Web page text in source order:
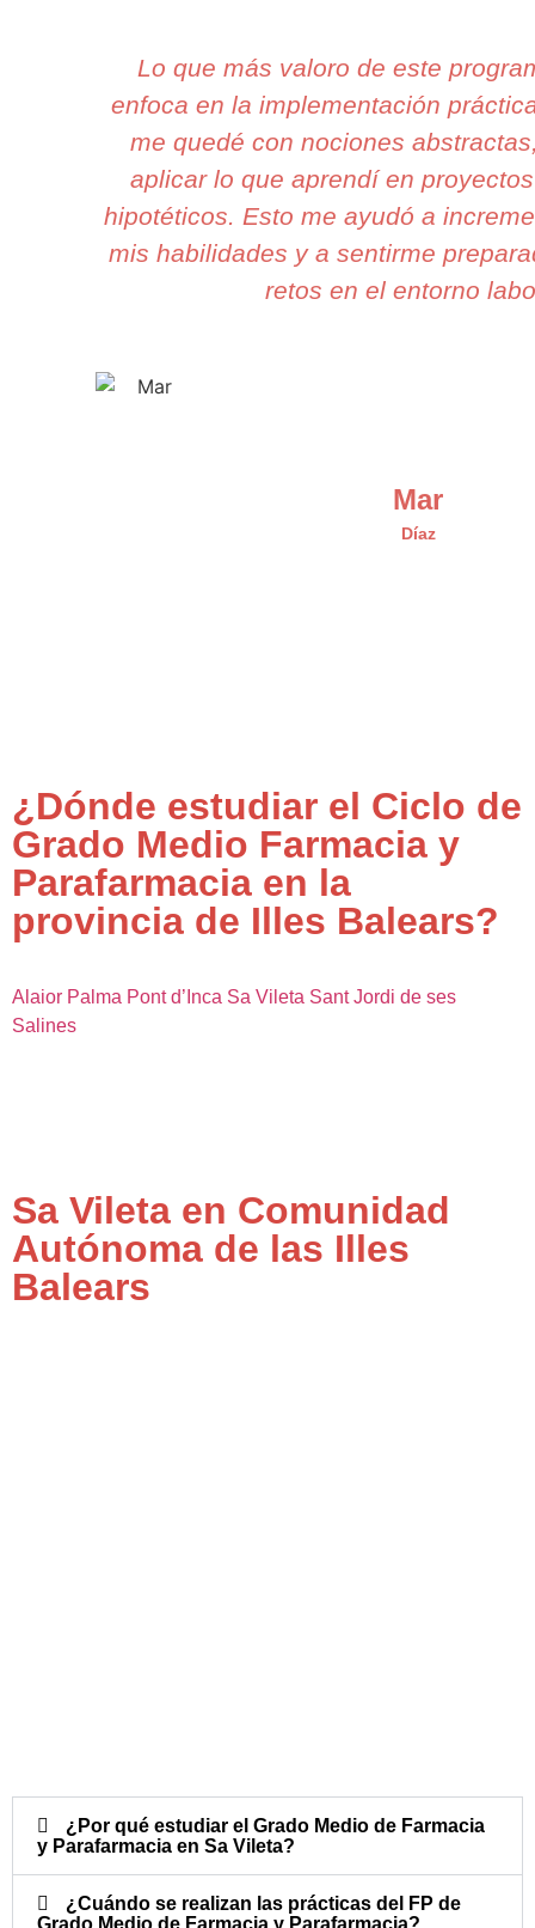
Lo que más valoro de este
enfoca en la implementación
me quedé con nociones
aplicar lo que aprendí en
hipotéticos. Esto me ayudó a
mis habilidades y a sentirme
retos en el entorno
Mar
Díaz
¿Dónde estudiar el Ciclo de
Grado Medio Farmacia y
Parafarmacia en la
provincia de Illes Balears?
Alaior Palma Pont d’Inca Sa Vileta Sant Jordi de ses
Salines
Sa Vileta en Comunidad
Autónoma de las Illes
Balears
¿Por qué estudiar el Grado Medio de Farmacia
y Parafarmacia en Sa Vileta?
¿Cuándo se realizan las prácticas del FP de